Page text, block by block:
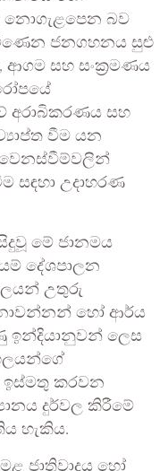
නොගැළපෙන බව
ජනගහනය සුළු
ආගම සහ සංක්‍රමණය
අරාබිකරණය සහ
වීම යන
වෙනස්වීම්වලින්
සඳහා උදාහරණ
මේ ජානමය
දේශපාලන
උතුරු
හෝ ආර්ය
ලෙස
ඉස්මතු කරවන
දුර්වල කිරීමේ
හැකිය.
ජාතිවාදය හෝ